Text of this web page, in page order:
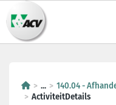
...
140.04 -
ActiviteitDetails